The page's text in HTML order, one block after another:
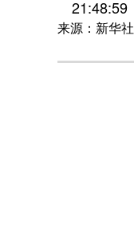
21:48:59
来源：新华社